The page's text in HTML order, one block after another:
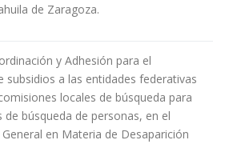
de Zaragoza.
y Adhesión para el
subsidios a las entidades federativas
locales de búsqueda para
de búsqueda de personas, en el
en Materia de Desaparición